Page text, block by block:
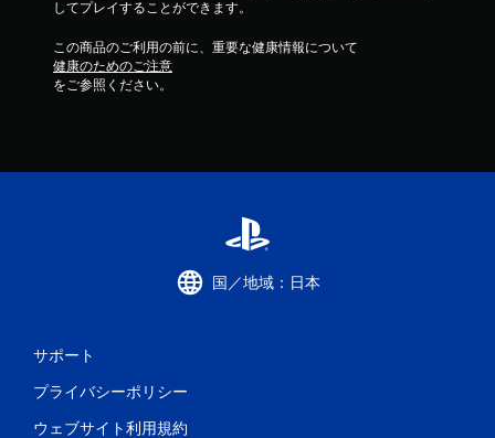
してプレイすることができます。
この商品のご利用の前に、重要な健康情報について
健康のためのご注意
をご参照ください。
国／地域：日本
サポート
プライバシーポリシー
ウェブサイト利用規約